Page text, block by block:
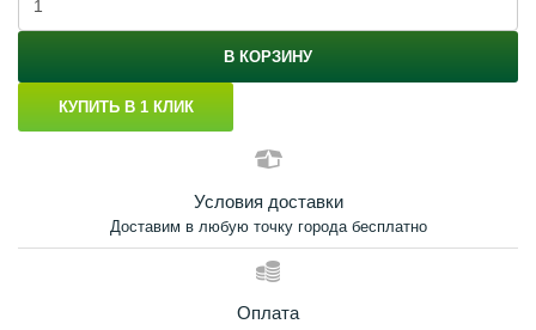
В КОРЗИНУ
КУПИТЬ В 1 КЛИК
Условия доставки
Доставим в любую точку города бесплатно
Оплата